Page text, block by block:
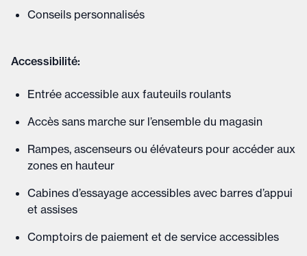
Conseils personnalisés
Accessibilité:
Entrée accessible aux fauteuils roulants
Accès sans marche sur l’ensemble du magasin
Rampes, ascenseurs ou élévateurs pour accéder aux
zones en hauteur
Cabines d’essayage accessibles avec barres d’appui
et assises
Comptoirs de paiement et de service accessibles